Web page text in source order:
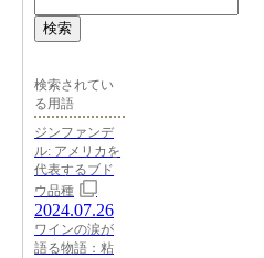
検索
検索されてい
る用語
ジンファンデ
ル: アメリカを
代表するブド
ウ品種
2024.07.26
ワインの涙が
語る物語：粘